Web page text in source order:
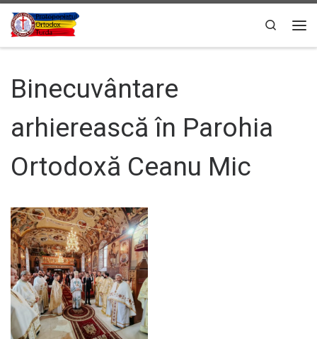
Sari la conținut
Search
Binecuvântare
arhierească în Parohia
Ortodoxă Ceanu Mic